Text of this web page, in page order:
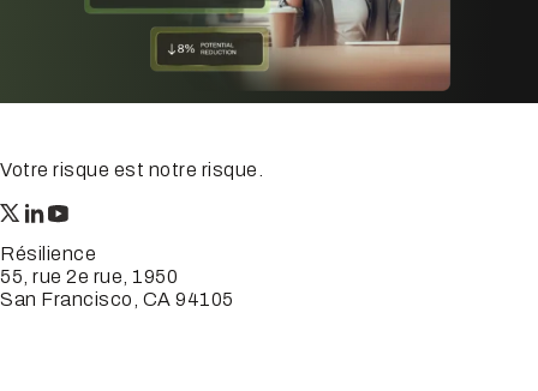
Votre risque est notre risque.
Résilience
55, rue 2e rue, 1950
San Francisco, CA 94105